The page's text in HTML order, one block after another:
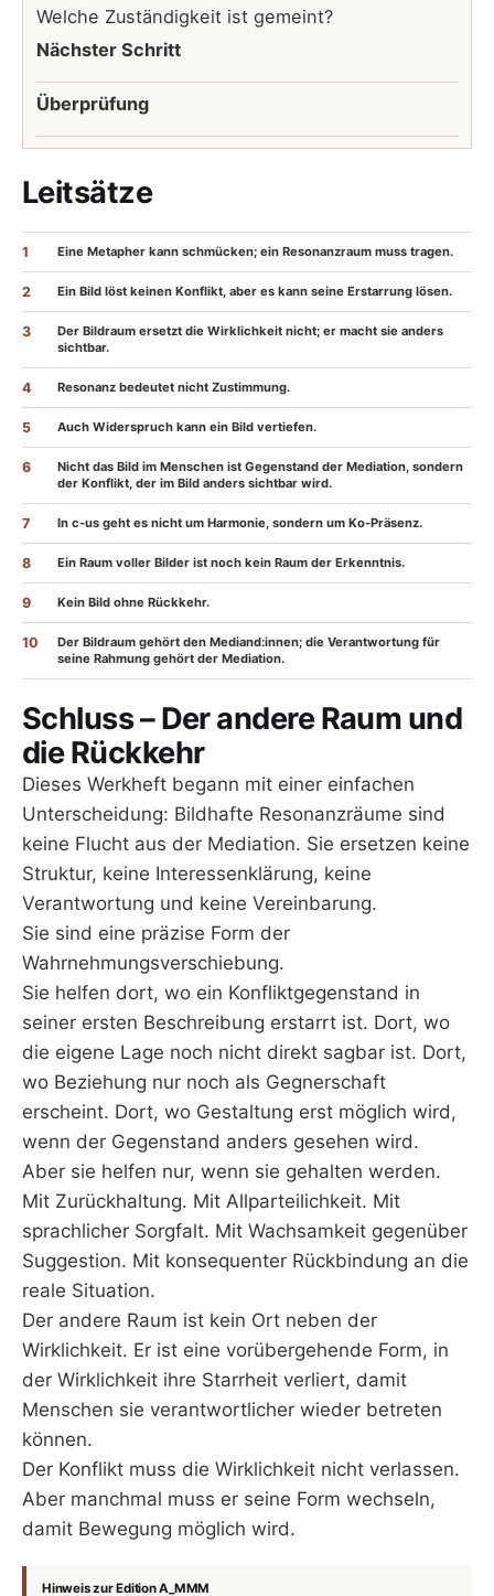
Welche Zuständigkeit ist gemeint?
Nächster Schritt
Überprüfung
Leitsätze
1 Eine Metapher kann schmücken; ein Resonanzraum muss tragen.
2 Ein Bild löst keinen Konflikt, aber es kann seine Erstarrung lösen.
3
Der Bildraum ersetzt die Wirklichkeit nicht; er macht sie anders
sichtbar.
4 Resonanz bedeutet nicht Zustimmung.
5 Auch Widerspruch kann ein Bild vertiefen.
6
Nicht das Bild im Menschen ist Gegenstand der Mediation, sondern
der Konflikt, der im Bild anders sichtbar wird.
7 In c-us geht es nicht um Harmonie, sondern um Ko-Präsenz.
8 Ein Raum voller Bilder ist noch kein Raum der Erkenntnis.
9 Kein Bild ohne Rückkehr.
10
Der Bildraum gehört den Mediand:innen; die Verantwortung für
seine Rahmung gehört der Mediation.
Schluss – Der andere Raum und
die Rückkehr
Dieses Werkheft begann mit einer einfachen
Unterscheidung: Bildhafte Resonanzräume sind
keine Flucht aus der Mediation. Sie ersetzen keine
Struktur, keine Interessenklärung, keine
Verantwortung und keine Vereinbarung.
Sie sind eine präzise Form der
Wahrnehmungsverschiebung.
Sie helfen dort, wo ein Konfliktgegenstand in
seiner ersten Beschreibung erstarrt ist. Dort, wo
die eigene Lage noch nicht direkt sagbar ist. Dort,
wo Beziehung nur noch als Gegnerschaft
erscheint. Dort, wo Gestaltung erst möglich wird,
wenn der Gegenstand anders gesehen wird.
Aber sie helfen nur, wenn sie gehalten werden.
Mit Zurückhaltung. Mit Allparteilichkeit. Mit
sprachlicher Sorgfalt. Mit Wachsamkeit gegenüber
Suggestion. Mit konsequenter Rückbindung an die
reale Situation.
Der andere Raum ist kein Ort neben der
Wirklichkeit. Er ist eine vorübergehende Form, in
der Wirklichkeit ihre Starrheit verliert, damit
Menschen sie verantwortlicher wieder betreten
können.
Der Konflikt muss die Wirklichkeit nicht verlassen.
Aber manchmal muss er seine Form wechseln,
damit Bewegung möglich wird.
Hinweis zur Edition A_MMM